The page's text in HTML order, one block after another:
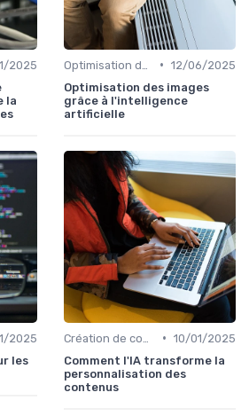
2025
la
• 12/06/2025
Optimisation des images
grâce à l'intelligence
artificielle
2025
les
• 10/01/2025
Comment l'IA transforme la
personnalisation des
contenus